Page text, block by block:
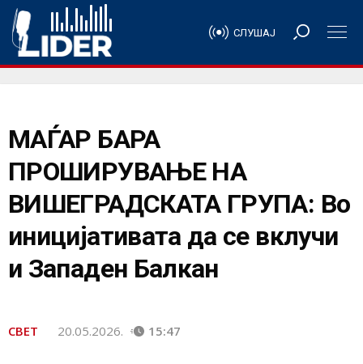
СЛУШАЈ
МАЃАР БАРА
ПРОШИРУВАЊЕ НА
ВИШЕГРАДСКАТА ГРУПА: Во
иницијативата да се вклучи
и Западен Балкан
СВЕТ 20.05.2026. 15:47